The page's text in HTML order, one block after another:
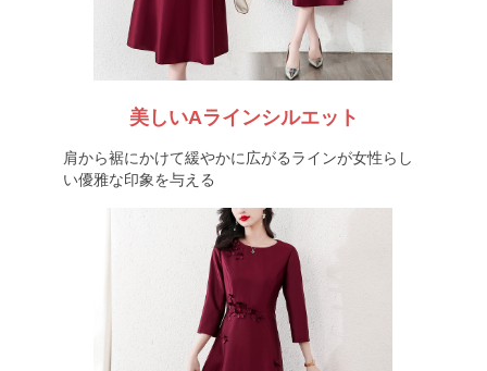
美しいAラインシルエット
肩から裾にかけて緩やかに広がるラインが女性らし
い優雅な印象を与える